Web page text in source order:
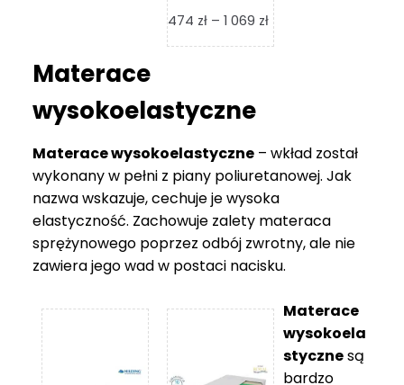
474 zł – 1 069 złZakres
cen:
069 zł
Materace
wysokoelastyczne
Materace wysokoelastyczne – wkład został
wykonany w pełni z piany poliuretanowej. Jak
nazwa wskazuje, cechuje je wysoka
elastyczność. Zachowuje zalety materaca
sprężynowego poprzez odbój zwrotny, ale nie
zawiera jego wad w postaci nacisku.
Materace
wysokoela
stycznesą
bardzo